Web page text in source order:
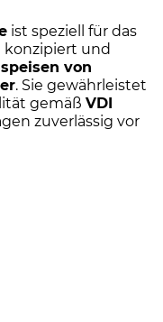
ist speziell für das
konzipiert und
von
. Sie gewährleistet
gemäß VDI
zuverlässig vor